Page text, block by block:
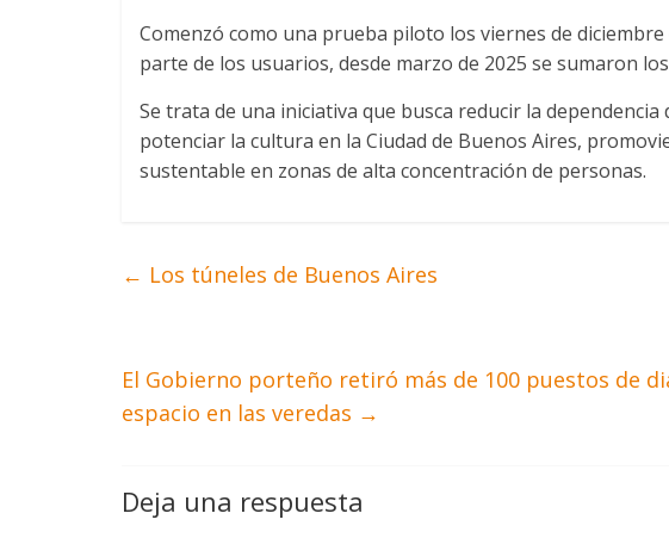
Comenzó como una prueba piloto los viernes de
parte de los usuarios, desde marzo de 2025 se sumaron
Se trata de una iniciativa que busca reducir la
potenciar la cultura en la Ciudad de Buenos Aires,
sustentable en zonas de alta concentración de personas.
← Los túneles de Buenos Aires
El Gobierno porteño retiró más de 100 puestos de
espacio en las veredas →
Deja una respuesta